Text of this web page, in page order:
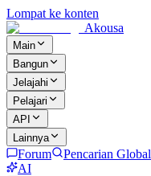
Lompat ke konten
Akousa
Main
Bangun
Jelajahi
Pelajari
API
Lainnya
Forum
Pencarian Global
AI